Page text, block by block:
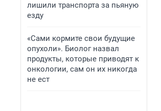
лишили транспорта за пьяную
езду
«Сами кормите свои будущие
опухоли». Биолог назвал
продукты, которые приводят к
онкологии, сам он их никогда
не ест